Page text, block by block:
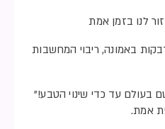
לנו בזמן אמת
באמונה, ריבוי המחשבות
עד כדי שינוי הטבע!”
אמת.